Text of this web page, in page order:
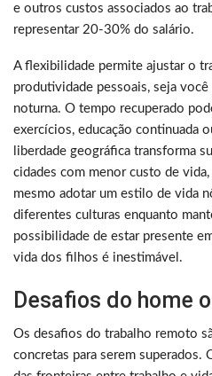
e outros custos associados ao
representar 20-30% do salário.
A flexibilidade permite ajustar o
produtividade pessoais, seja
noturna. O tempo recuperado
exercícios, educação continuada
liberdade geográfica transforma
cidades com menor custo de
mesmo adotar um estilo de vida
diferentes culturas enquanto
possibilidade de estar presente
vida dos filhos é inestimável.
Desafios do home
Os desafios do trabalho remoto
concretas para serem superados.